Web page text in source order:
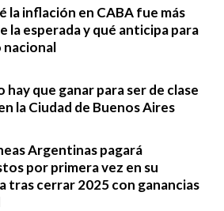
la inflación en CABA fue más
la esperada y qué anticipa para
nacional
hay que ganar para ser de clase
la Ciudad de Buenos Aires
Argentinas pagará
por primera vez en su
tras cerrar 2025 con ganancias